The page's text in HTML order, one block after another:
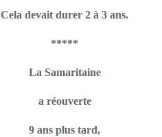
Cela devait durer 2 à 3 ans.
*****
La Samaritaine
a réouverte
9 ans plus tard,